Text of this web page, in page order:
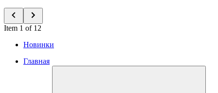
Item 1 of 12
Новинки
Главная